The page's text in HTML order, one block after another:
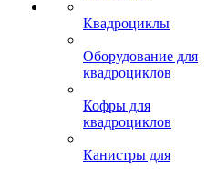
Квадроциклы
Оборудование для
квадроциклов
Кофры для
квадроциклов
Канистры для